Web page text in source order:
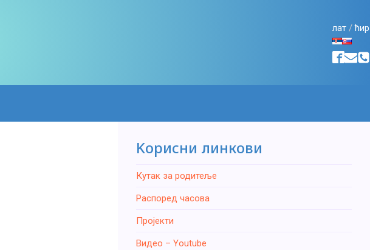
лат /ћир
Kорисни линкови
Кутак за родитеље
Распоред часова
Пројекти
Видео – Youtube